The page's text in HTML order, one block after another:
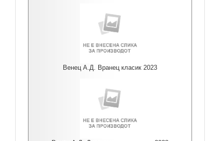
Венец А.Д. Вранец класик 2023